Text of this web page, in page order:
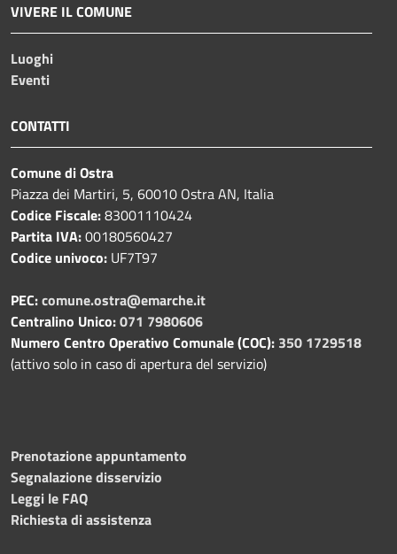
VIVERE IL COMUNE
Luoghi
Eventi
CONTATTI
Comune di Ostra
Piazza dei Martiri, 5, 60010 Ostra AN, Italia
Codice Fiscale:83001110424
Partita IVA:00180560427
Codice univoco: UF7T97
PEC:comune.ostra@emarche.it
Centralino Unico:071 7980606
Numero Centro Operativo Comunale (COC): 350 1729518
(attivo solo in caso di apertura del servizio)
Prenotazione appuntamento
Segnalazione disservizio
Leggi le FAQ
Richiesta di assistenza